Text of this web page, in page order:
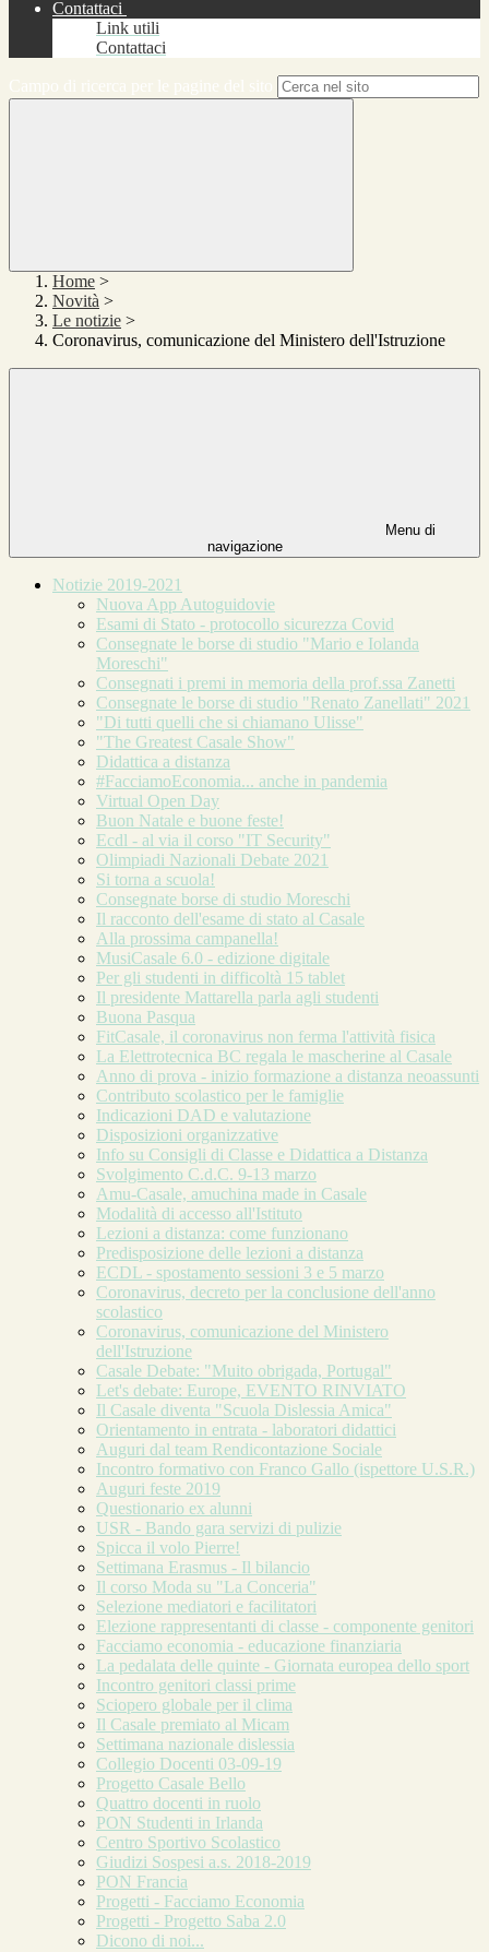
Contattaci
Link utili
Contattaci
Home >
Novità >
Le notizie >
Coronavirus, comunicazione del Ministero dell'Istruzione
Menu di
navigazione
Notizie 2019-2021
Nuova App Autoguidovie
Esami di Stato - protocollo sicurezza Covid
Consegnate le borse di studio "Mario e Iolanda
Moreschi"
Consegnati i premi in memoria della prof.ssa Zanetti
Consegnate le borse di studio "Renato Zanellati" 2021
"Di tutti quelli che si chiamano Ulisse"
"The Greatest Casale Show"
Didattica a distanza
#FacciamoEconomia... anche in pandemia
Virtual Open Day
Buon Natale e buone feste!
Ecdl - al via il corso "IT Security"
Olimpiadi Nazionali Debate 2021
Si torna a scuola!
Consegnate borse di studio Moreschi
Il racconto dell'esame di stato al Casale
Alla prossima campanella!
MusiCasale 6.0 - edizione digitale
Per gli studenti in difficoltà 15 tablet
Il presidente Mattarella parla agli studenti
Buona Pasqua
FitCasale, il coronavirus non ferma l'attività fisica
La Elettrotecnica BC regala le mascherine al Casale
Anno di prova - inizio formazione a distanza neoassunti
Contributo scolastico per le famiglie
Indicazioni DAD e valutazione
Disposizioni organizzative
Info su Consigli di Classe e Didattica a Distanza
Svolgimento C.d.C. 9-13 marzo
Amu-Casale, amuchina made in Casale
Modalità di accesso all'Istituto
Lezioni a distanza: come funzionano
Predisposizione delle lezioni a distanza
ECDL - spostamento sessioni 3 e 5 marzo
Coronavirus, decreto per la conclusione dell'anno
scolastico
Coronavirus, comunicazione del Ministero
dell'Istruzione
Casale Debate: "Muito obrigada, Portugal"
Let's debate: Europe, EVENTO RINVIATO
Il Casale diventa "Scuola Dislessia Amica"
Orientamento in entrata - laboratori didattici
Auguri dal team Rendicontazione Sociale
Incontro formativo con Franco Gallo (ispettore U.S.R.)
Auguri feste 2019
Questionario ex alunni
USR - Bando gara servizi di pulizie
Spicca il volo Pierre!
Settimana Erasmus - Il bilancio
Il corso Moda su "La Conceria"
Selezione mediatori e facilitatori
Elezione rappresentanti di classe - componente genitori
Facciamo economia - educazione finanziaria
La pedalata delle quinte - Giornata europea dello sport
Incontro genitori classi prime
Sciopero globale per il clima
Il Casale premiato al Micam
Settimana nazionale dislessia
Collegio Docenti 03-09-19
Progetto Casale Bello
Quattro docenti in ruolo
PON Studenti in Irlanda
Centro Sportivo Scolastico
Giudizi Sospesi a.s. 2018-2019
PON Francia
Progetti - Facciamo Economia
Progetti - Progetto Saba 2.0
Dicono di noi...